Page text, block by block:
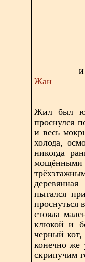
и
Жан
Жил был
проснулся
и весь
холода,
никогда
пытался
проснуться
стояла
клюкой и
черный
конечно же
скрипучим